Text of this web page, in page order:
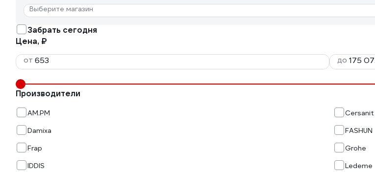
Выберите магазин
Забрать сегодня
Цена, ₽
от
до
Производители
AM.PM
Cersanit
Damixa
FASHUN
Frap
Grohe
IDDIS
Ledeme